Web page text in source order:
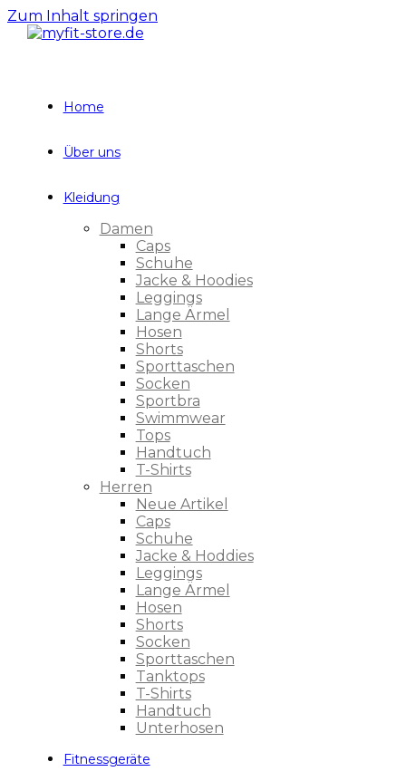
Zum Inhalt springen
Home
Über uns
Kleidung
Damen
Caps
Schuhe
Jacke & Hoodies
Leggings
Lange Ärmel
Hosen
Shorts
Sporttaschen
Socken
Sportbra
Swimmwear
Tops
Handtuch
T-Shirts
Herren
Neue Artikel
Caps
Schuhe
Jacke & Hoddies
Leggings
Lange Ärmel
Hosen
Shorts
Socken
Sporttaschen
Tanktops
T-Shirts
Handtuch
Unterhosen
Fitnessgeräte